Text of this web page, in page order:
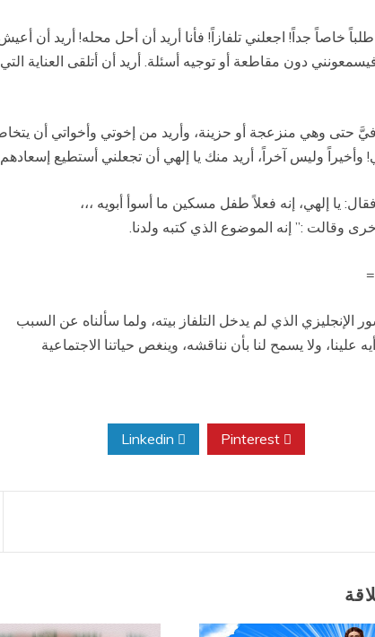
خاصاً جداً! اجعلني تلفازاً! فأنا أريد أن أحل محله! أريد
دون مقاطعة أو توجيه أسئلة. أريد أن أتلقى العناية
حتى وهي منزعجة أو حزينة، وأريد من إخوتي وأخواتي أن
وليس آخراً، أريد منك يا إلهي أن تجعلني أستطيع
يا إلهي، إنه فعلاً طفل مسكين ما أسوأ أبويه ،،،
وقالت :” إنه الموضوع الذي كتبه ولدنا.
الإنجليزي الذي لم يدخل التلفاز بيته، ولما سألناه عن السبب
علينا، ولا يسمح لنا بأن نناقشه، وينغص حياتنا الاجتماعية